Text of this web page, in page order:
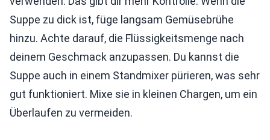
Suppe zu dick ist, füge langsam Gemüsebrühe
hinzu. Achte darauf, die Flüssigkeitsmenge nach
deinem Geschmack anzupassen. Du kannst die
Suppe auch in einem Standmixer pürieren, was sehr
gut funktioniert. Mixe sie in kleinen Chargen, um ein
Überlaufen zu vermeiden.